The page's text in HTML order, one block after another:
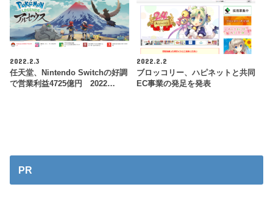
2022.2.3
任天堂、Nintendo Switchの好調
で営業利益4725億円 2022…
2022.2.2
ブロッコリー、ハピネットと共同
EC事業の発足を発表
PR